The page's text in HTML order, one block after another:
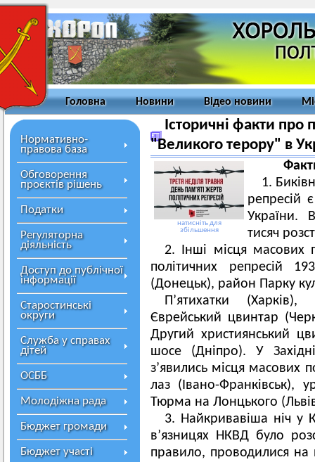
Головна Новини Відео новини
Нормативно-
правова база
Обговорення
проєктів рішень
Податки
Регуляторна
діяльність
Доступ до публічної
інформації
Старостинські
округи
Служба у справах
дітей
ОСББ
Молодіжна рада
Бюджет громади
Бюджет участі
Історичні факти про
"Великого терору" в
натисніть для
збільшення
1.
репресій
України.
тисяч
2. Інші місця масових
політичних репресій
(Донецьк), район Парку
П’ятихатки
Єврейський цвинтар
Другий християнський
шосе (Дніпро). У
з’явились місця масових
лаз (Івано-Франківськ),
Тюрма на Лонцького
3. Найкривавіша ніч у
в’язницях НКВД було
правило, проводилися на